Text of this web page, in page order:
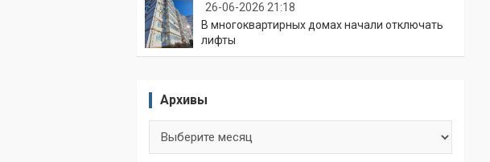
26-06-2026 21:18
В многоквартирных домах начали отключать
лифты
Архивы